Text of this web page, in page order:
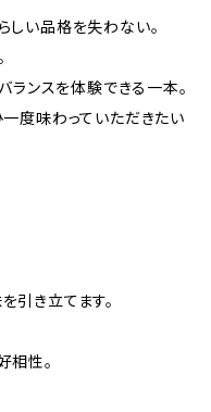
しい品格を失わない。
バランスを体験できる一本。
一度味わっていただきたい
き立てます。
相性。